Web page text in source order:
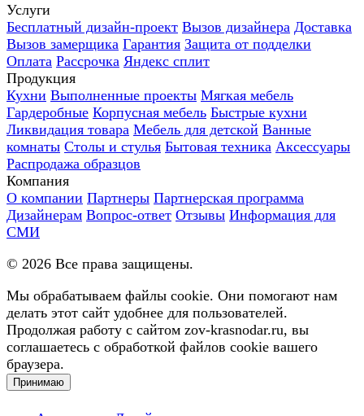
Услуги
Бесплатный дизайн-проект Вызов дизайнера Доставка
Вызов замерщика Гарантия Защита от подделки
Оплата Рассрочка Яндекс сплит
Продукция
Кухни Выполненные проекты Мягкая мебель
Гардеробные Корпусная мебель Быстрые кухни
Ликвидация товара Мебель для детской Ванные
комнаты Столы и стулья Бытовая техника Аксессуары
Распродажа образцов
Компания
О компании Партнеры Партнерская программа
Дизайнерам Вопрос-ответ Отзывы Информация для
СМИ
© 2026 Все права защищены.
Мы обрабатываем файлы cookie. Они помогают нам
делать этот сайт удобнее для пользователей.
Продолжая работу с сайтом zov-krasnodar.ru, вы
соглашаетесь с обработкой файлов cookie вашего
браузера.
Принимаю